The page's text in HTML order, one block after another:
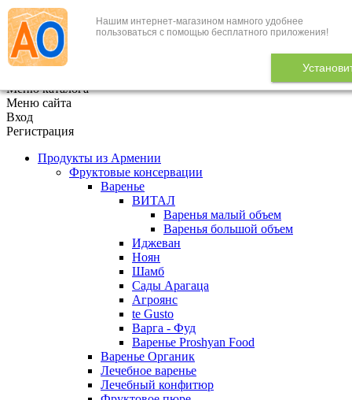
Нашим интернет-магазином намного удобнее
пользоваться с помощью бесплатного приложения!
+7 (495) 646-888-1
В корзине 0
Меню каталога
Меню сайта
Вход
Регистрация
Продукты из Армении
Фруктовые консервации
Варенье
ВИТАЛ
Варенья малый объем
Варенья большой объем
Иджеван
Ноян
Шамб
Сады Арагаца
Агроянс
te Gusto
Варга - Фуд
Варенье Proshyan Food
Варенье Органик
Лечебное варенье
Лечебный конфитюр